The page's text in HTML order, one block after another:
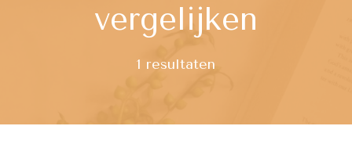
vergelijken
1 resultaten